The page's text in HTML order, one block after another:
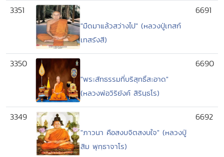
3351
"มืดมาแล้วสว่างไป" (หลวงปู่เทสก์
เทสรังสี)
6691
3350
"พระสัทธรรมที่บริสุทธิ์สะอาด"
(หลวงพ่อวิริยังค์ สิรินฺธโร)
6690
3349
"ภาวนา คือสงบจิตสงบใจ" (หลวงปู่
สิม พุทฺธาจาโร)
6692